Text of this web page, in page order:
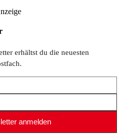
erhältst du die neuesten